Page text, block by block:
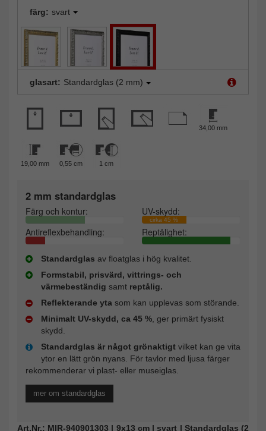
färg: svart
glasart: Standardglas (2 mm)
34,00 mm
19,00 mm 0,55 cm 1 cm
2 mm standardglas
Färg och kontur: UV-skydd:
cirka 45 %
Antireflexbehandling: Reptålighet:
Standardglas av floatglas i hög kvalitet.
Formstabil, prisvärd, vittrings- och
värmebeständig samt reptålig.
Reflekterande yta som kan upplevas som störande.
Minimalt UV-skydd, ca 45 %, ger primärt fysiskt
skydd.
Standardglas är något grönaktigt vilket kan ge vita
ytor en lätt grön nyans. För tavlor med ljusa färger
rekommenderar vi plast- eller museiglas.
mer om standardglas
Art.Nr.: MIR-940901303 | 9x13 cm | svart | Standardglas (2